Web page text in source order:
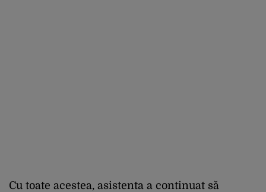
Cu toate acestea, asistenta a continuat să